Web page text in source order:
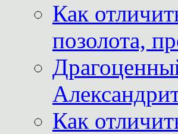
Как
позолота,
Как